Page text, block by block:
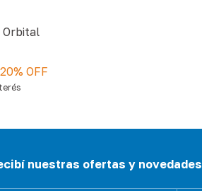
Orbital
20% OFF
nuestras ofertas y novedades